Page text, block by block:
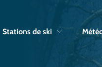
Stations de ski